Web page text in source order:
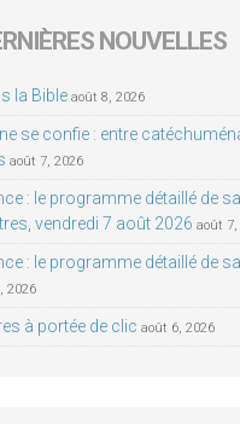
NOUVELLES
la Bible août 8, 2026
se confie : entre
août 7, 2026
: le programme détaillé de
vendredi 7 août 2026 août 7,
: le programme détaillé de
2026
à portée de clic août 6, 2026